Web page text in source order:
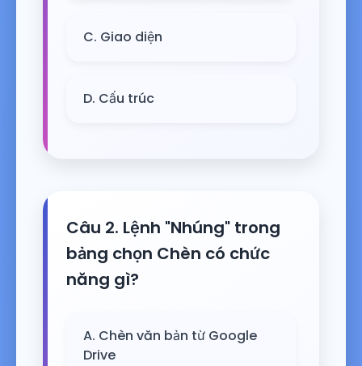
C. Giao diện
D. Cấu trúc
Câu 2. Lệnh "Nhúng" trong
bảng chọn Chèn có chức
năng gì?
A. Chèn văn bản từ Google
Drive